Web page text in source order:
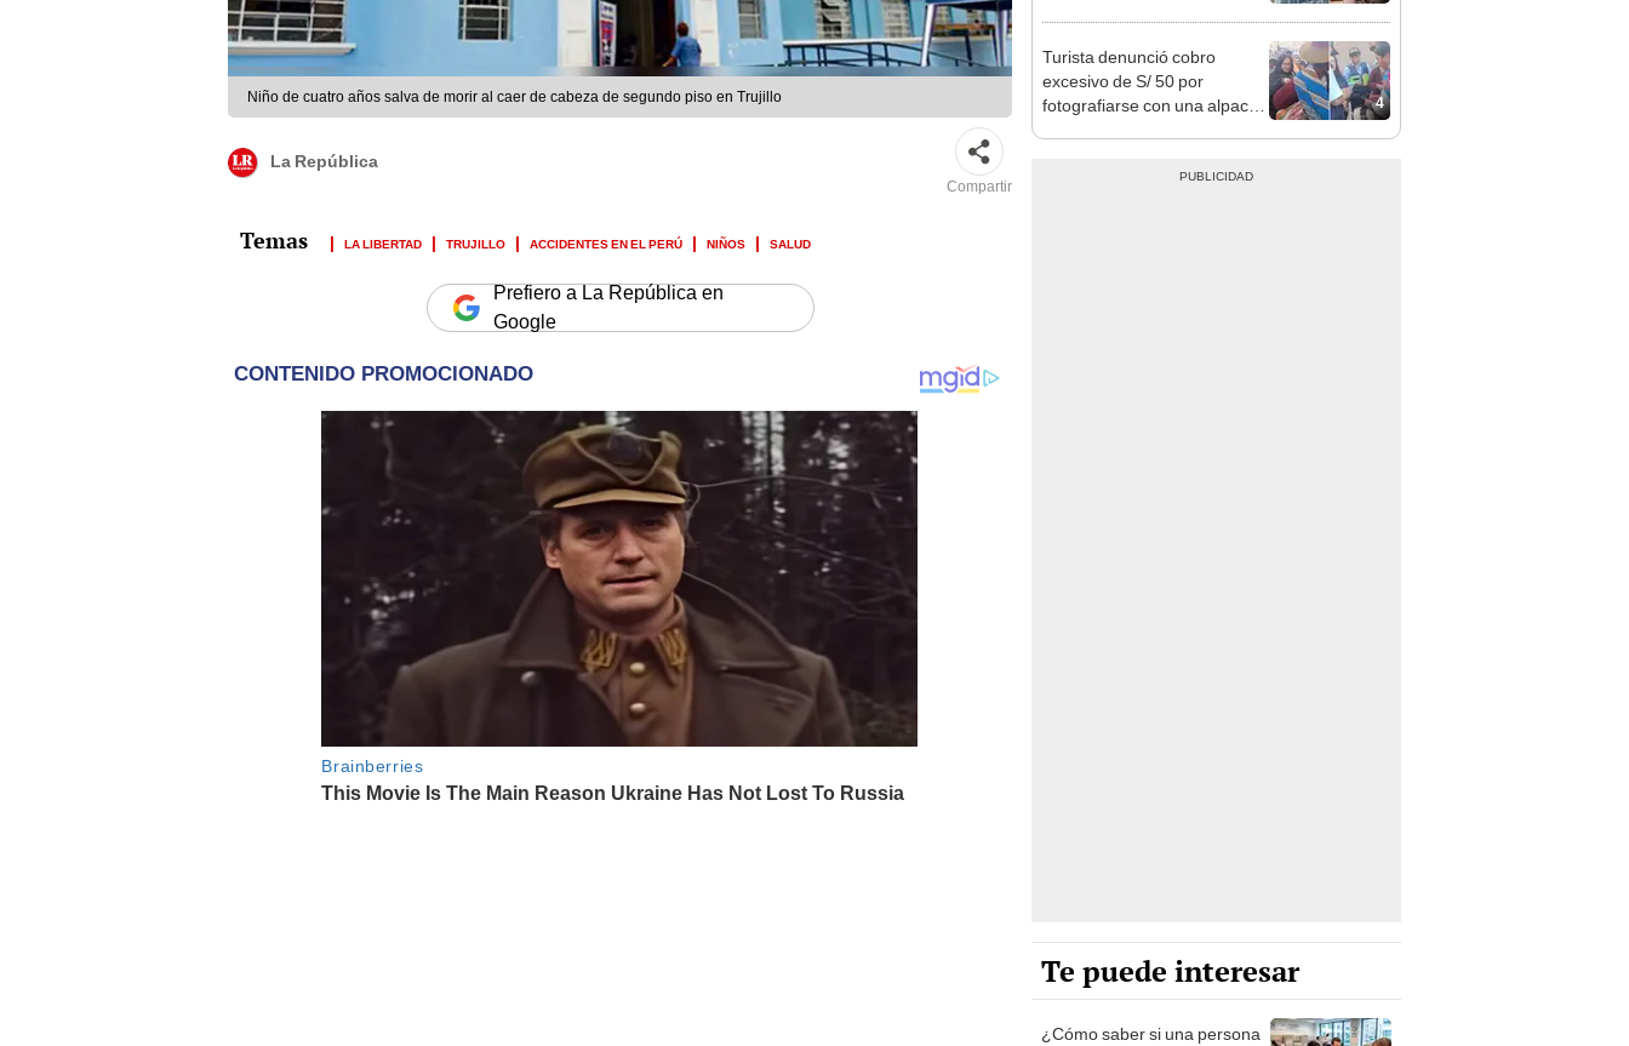
Niño de cuatro años salva de morir al caer de cabeza de segundo piso en Trujillo
La República
Compartir
LA LIBERTAD TRUJILLO ACCIDENTES EN EL PERÚ NIÑOS SALUD
Prefiero a La República en
Google
4
Turista denunció cobro
excesivo de S/ 50 por
fotografiarse con una alpaca
Te puede interesar
¿Cómo saber si una persona